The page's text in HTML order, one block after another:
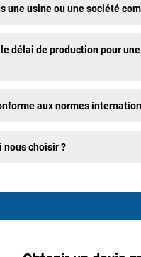
une usine ou une société
le délai de production pour
aux normes
nous choisir ?